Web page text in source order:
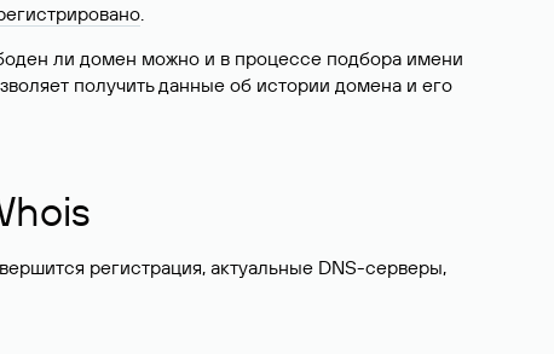
.
ли домен можно и в процессе подбора имени
получить данные об истории домена и его
регистрация, актуальные DNS-серверы,